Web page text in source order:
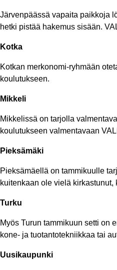
Järvenpäässä vapaita paikkoja
hetki pistää hakemus sisään.
Kotka
Kotkan merkonomi-ryhmään
koulutukseen.
Mikkeli
Mikkelissä on tarjolla
koulutukseen valmentavaan
Pieksämäki
Pieksämäellä on tammikuulle
kuitenkaan ole vielä
Turku
Myös Turun tammikuun setti on
kone- ja tuotantotekniikkaa tai
Uusikaupunki